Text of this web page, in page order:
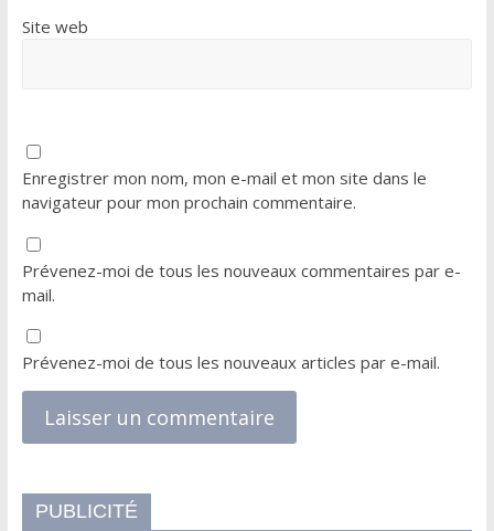
Site web
Enregistrer mon nom, mon e-mail et mon site dans le
navigateur pour mon prochain commentaire.
Prévenez-moi de tous les nouveaux commentaires par e-
mail.
Prévenez-moi de tous les nouveaux articles par e-mail.
PUBLICITÉ